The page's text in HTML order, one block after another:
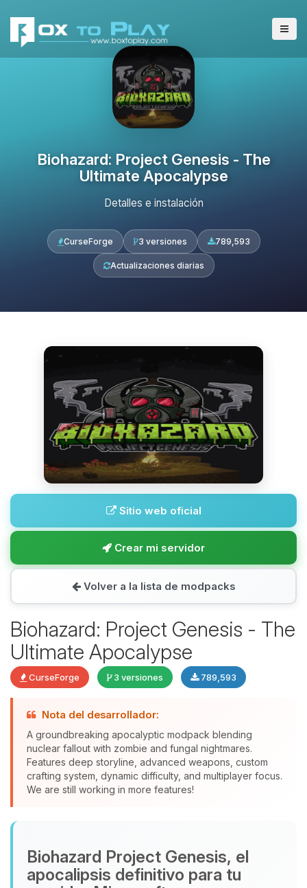
Biohazard: Project Genesis - The
Ultimate Apocalypse
Detalles e instalación
CurseForge 3 versiones 789,593
Actualizaciones diarias
Sitio web oficial
Crear mi servidor
Volver a la lista de modpacks
Biohazard: Project Genesis - The
Ultimate Apocalypse
CurseForge 3 versiones 789,593
Nota del desarrollador:
A groundbreaking apocalyptic modpack blending
nuclear fallout with zombie and fungal nightmares.
Features deep storyline, advanced weapons, custom
crafting system, dynamic difficulty, and multiplayer focus.
We are still working in more features!
Biohazard Project Genesis, el
apocalipsis definitivo para tu
Yupi, por fin alguien con quien
hablar! Soy Choupy, tu pequeno
asistente de BoxToPlay. Cuentame
que necesitas y moveré mis
pequenos circuitos para ayudarte.